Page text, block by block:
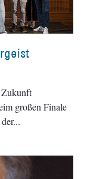
Zukunft
großen Finale